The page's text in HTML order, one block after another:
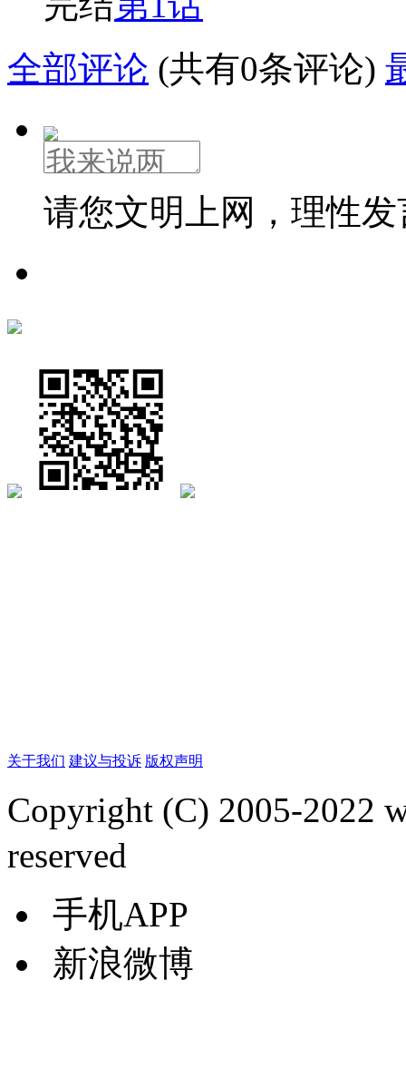
全部评论 (共有0条评论)
请您文明上网，理性
关于我们 建议与投诉 版权声明
Copyright (C) 2005-2022
reserved
手机APP
新浪微博